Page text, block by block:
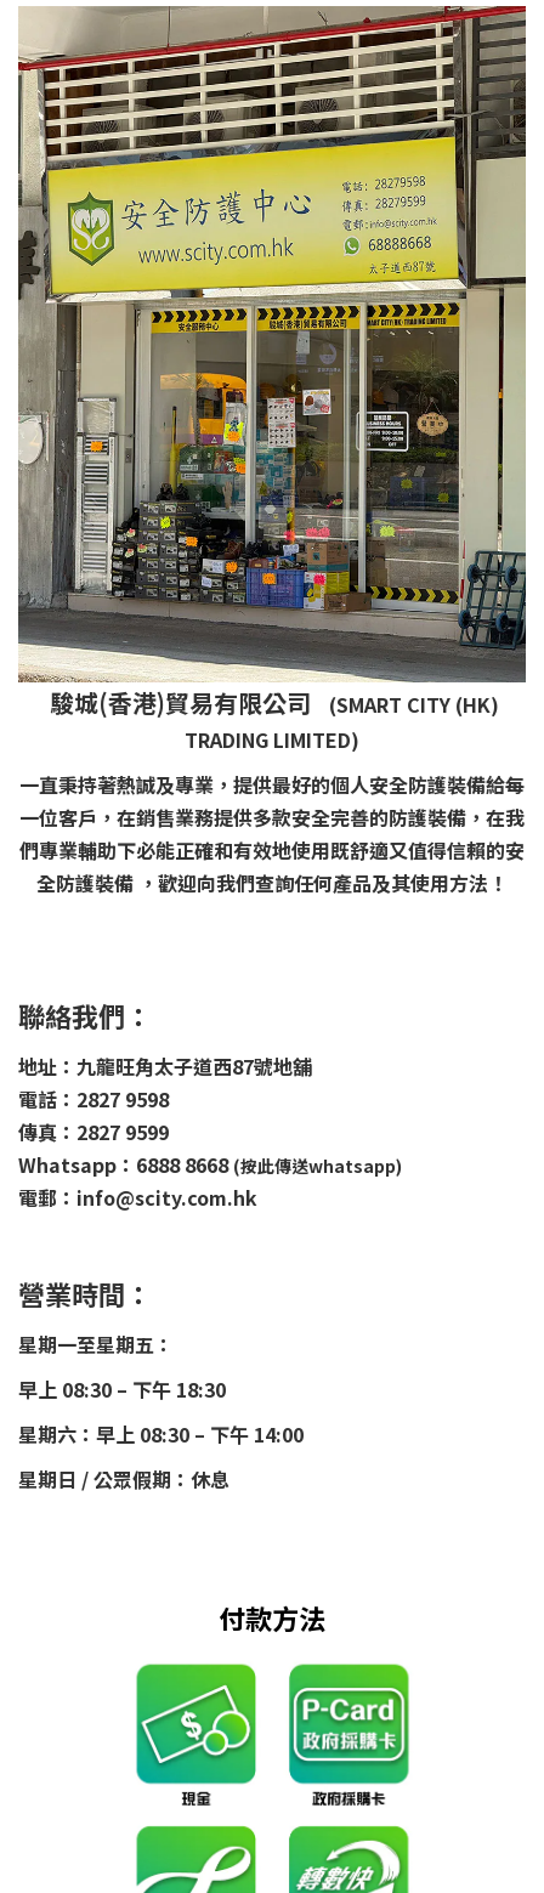
駿城(香港)貿易有限公司
(SMART CITY (HK)
TRADING LIMITED)
一直秉持著熱誠及專業，提供最好的個人安全防護裝備給每
一位客戶，在銷售業務提供多款安全完善的防護裝備，在我
們專業輔助下必能正確和有效地使用既舒適又值得信賴的安
全防護裝備 ，歡迎向我們查詢任何產品及其使用方法！
聯絡我們：
地址：九龍旺角太子道西87號地舖
電話：2827 9598
傳真：2827 9599
Whatsapp：6888 8668 (按此傳送whatsapp)
電郵：info@scity.com.hk
營業時間：
星期一至星期五：
早上 08:30 – 下午 18:30
星期六：早上 08:30 – 下午 14:00
星期日 / 公眾假期：休息
付款方法